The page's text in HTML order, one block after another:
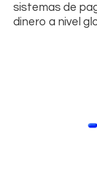
sistemas de
dinero a nivel